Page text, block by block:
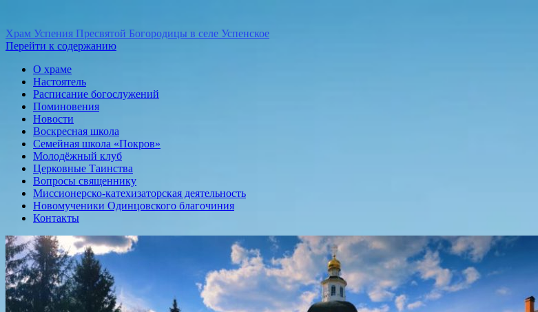
Храм Успения Пресвятой Богородицы в селе Успенское
Перейти к содержанию
О храме
Настоятель
Расписание богослужений
Поминовения
Новости
Воскресная школа
Семейная школа «Покров»
Молодёжный клуб
Церковные Таинства
Вопросы священнику
Миссионерско-катехизаторская деятельность
Новомученики Одинцовского благочиния
Контакты